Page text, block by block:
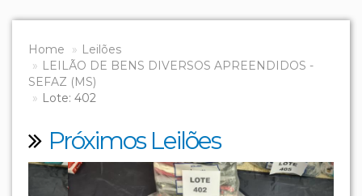
Home
Leilões
LEILÃO DE BENS DIVERSOS APREENDIDOS -
SEFAZ (MS)
Lote: 402
Próximos Leilões
Previous Next